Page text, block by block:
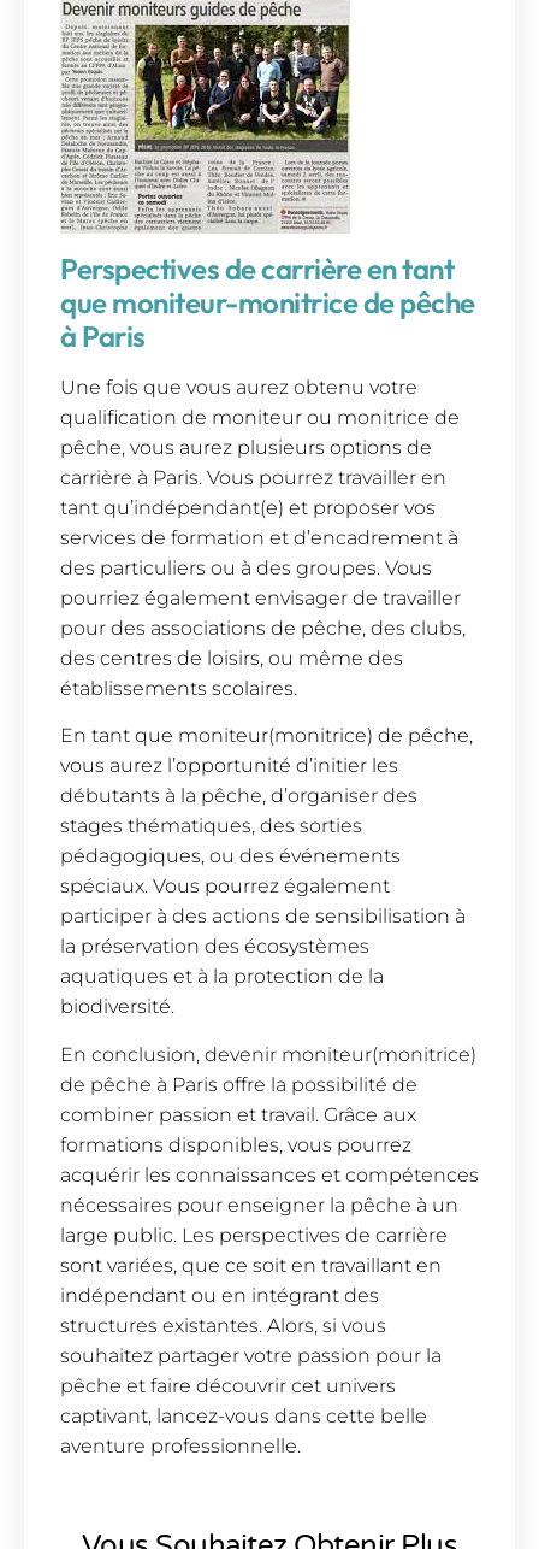
Perspectives de carrière en tant
que moniteur-monitrice de pêche
à Paris
Une fois que vous aurez obtenu votre
qualification de moniteur ou monitrice de
pêche, vous aurez plusieurs options de
carrière à Paris. Vous pourrez travailler en
tant qu’indépendant(e) et proposer vos
services de formation et d’encadrement à
des particuliers ou à des groupes. Vous
pourriez également envisager de travailler
pour des associations de pêche, des clubs,
des centres de loisirs, ou même des
établissements scolaires.
En tant que moniteur(monitrice) de pêche,
vous aurez l’opportunité d’initier les
débutants à la pêche, d’organiser des
stages thématiques, des sorties
pédagogiques, ou des événements
spéciaux. Vous pourrez également
participer à des actions de sensibilisation à
la préservation des écosystèmes
aquatiques et à la protection de la
biodiversité.
En conclusion, devenir moniteur(monitrice)
de pêche à Paris offre la possibilité de
combiner passion et travail. Grâce aux
formations disponibles, vous pourrez
acquérir les connaissances et compétences
nécessaires pour enseigner la pêche à un
large public. Les perspectives de carrière
sont variées, que ce soit en travaillant en
indépendant ou en intégrant des
structures existantes. Alors, si vous
souhaitez partager votre passion pour la
pêche et faire découvrir cet univers
captivant, lancez-vous dans cette belle
aventure professionnelle.